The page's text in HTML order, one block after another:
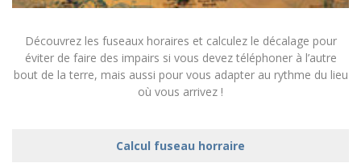
Découvrez les fuseaux horaires et calculez le décalage pour
éviter de faire des impairs si vous devez téléphoner à l’autre
bout de la terre, mais aussi pour vous adapter au rythme du lieu
où vous arrivez !
Calcul fuseau horraire